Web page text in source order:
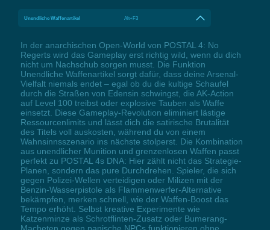
Unendliche Waffenartikel Alt+F3
In der anarchischen Open-World von POSTAL 4: No
Regerts wird das Gameplay erst richtig wild, wenn du dich
nicht um Nachschub sorgen musst. Die Funktion
Unendliche Waffenartikel sorgt dafür, dass deine Arsenal-
Vielfalt niemals endet – egal ob du die kultige Schaufel
durch die Straßen von Edensin schwingst, die AK-Action
auf Level 100 treibst oder explosive Tauben als Waffe
einsetzt. Diese Gameplay-Revolution eliminiert lästige
Ressourcenlimits und lässt dich die satirische Brutalität
des Titels voll auskosten, während du von einem
Wahnsinnsszenario ins nächste stolperst. Die Kombination
aus unendlicher Munition und grenzenlosen Waffen passt
perfekt zu POSTAL 4s DNA: Hier zählt nicht das Strategie-
Planen, sondern das pure Durchdrehen. Spieler, die sich
gegen Polizei-Wellen verteidigen oder Milizen mit der
Benzin-Wasserpistole als Flammenwerfer-Alternative
bekämpfen, merken schnell, wie der Waffen-Boost das
Tempo erhöht. Selbst kreative Experimente wie
Katzenminze als Schrotflinten-Zusatz oder Bumerang-